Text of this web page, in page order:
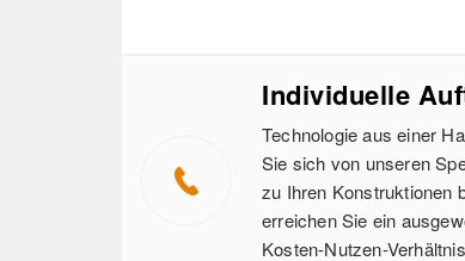
Individuelle
Technologie aus einer
Sie sich von unseren
zu Ihren Konstruktionen
erreichen Sie ein
Kosten-Nutzen-